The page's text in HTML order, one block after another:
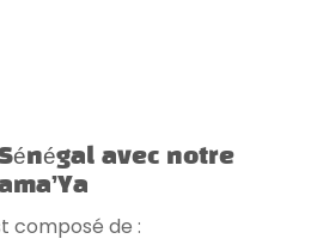
avec notre
composé de :